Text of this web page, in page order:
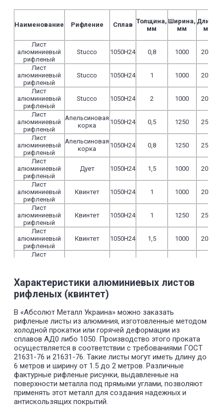
Наименование Рифление Сплав Толщина,
мм
Ширина,
мм
Длина,
мм
Лист
алюминиевый
рифленый
Stucco 1050Н24 0,8 1000 2000
Лист
алюминиевый
рифленый
Stucco 1050Н24 1 1000 2000
Лист
алюминиевый
рифленый
Stucco 1050Н24 2 1000 2000
Лист
алюминиевый
рифленый
Апельсиновая
корка
1050Н24 0,5 1250 2500
Лист
алюминиевый
рифленый
Апельсиновая
корка
1050Н24 0,8 1250 2500
Лист
алюминиевый
рифленый
Дует 1050Н24 1,5 1000 2000
Лист
алюминиевый
рифленый
Квинтет 1050Н24 1 1000 2000
Лист
алюминиевый
рифленый
Квинтет 1050Н24 1 1250 2500
Лист
алюминиевый
рифленый
Квинтет 1050Н24 1,5 1000 2000
Лист
алюминиевый
рифленый
Квинтет 1050Н24 1,5 1500
алюминиевый
рифленый
Квинтет
Лист
алюминиевый
рифленый
Квинтет 1050Н24 2 1000
Лист
алюминиевый
рифленый
Квинтет 1050Н24 2 1250 2500
Лист
алюминиевый
рифленый
Квинтет 1050Н24 2 1500
Лист
алюминиевый
Квинтет
Характеристики алюминиевых листов
рифленых (квинтет)
В «Абсолют Металл Украина» можно заказать
рифленые листы из алюминия, изготовленные методом
холодной прокатки или горячей деформации из
сплавов АД0 либо 1050. Производство этого проката
осуществляется в соответствии с требованиями ГОСТ
21631-76 и 21631-76. Такие листы могут иметь длину до
6 метров и ширину от 1.5 до 2 метров. Различные
фактурные рифленые рисунки, выдавленные на
поверхности металла под прямыми углами, позволяют
применять этот металл для создания надежных и
антискользящих покрытий.